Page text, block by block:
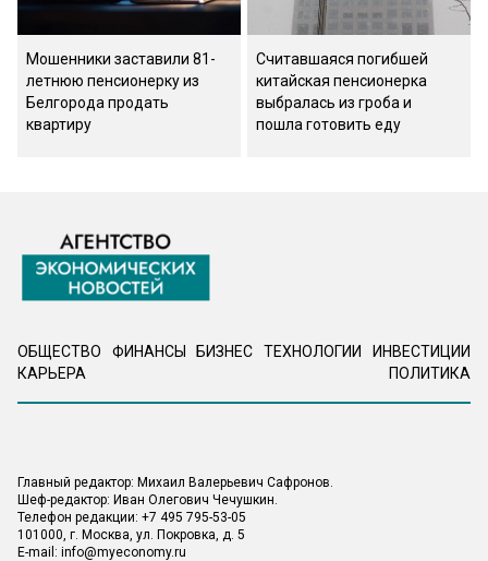
Мошенники заставили 81-
летнюю пенсионерку из
Белгорода продать
квартиру
Считавшаяся погибшей
китайская пенсионерка
выбралась из гроба и
пошла готовить еду
ОБЩЕСТВО ФИНАНСЫ БИЗНЕС ТЕХНОЛОГИИ
ИНВЕСТИЦИИ
КАРЬЕРА
ПОЛИТИКА
Главный редактор: Михаил Валерьевич Сафронов.
Шеф-редактор: Иван Олегович Чечушкин.
Телефон редакции: +7 495 795-53-05
101000, г. Москва, ул. Покровка, д. 5
E-mail: info@myeconomy.ru